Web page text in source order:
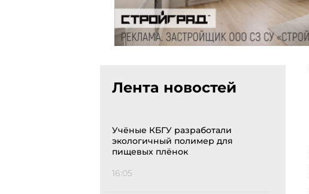
Лента новостей
Учёные КБГУ разработали
экологичный полимер для
пищевых плёнок
16:05